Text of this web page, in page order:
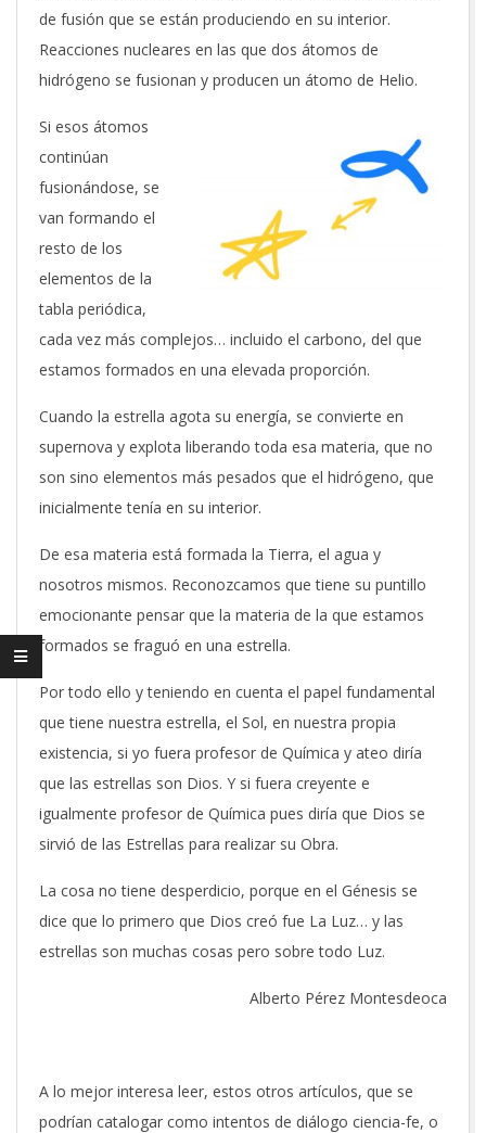
de fusión que se están produciendo en su interior.
Reacciones nucleares en las que dos átomos de
hidrógeno se fusionan y producen un átomo de Helio.
Si esos átomos
continúan
fusionándose, se
van formando el
resto de los
elementos de la
tabla periódica,
cada vez más complejos… incluido el carbono, del que
estamos formados en una elevada proporción.
Cuando la estrella agota su energía, se convierte en
supernova y explota liberando toda esa materia, que no
son sino elementos más pesados que el hidrógeno, que
inicialmente tenía en su interior.
De esa materia está formada la Tierra, el agua y
nosotros mismos. Reconozcamos que tiene su puntillo
emocionante pensar que la materia de la que estamos
formados se fraguó en una estrella.
Por todo ello y teniendo en cuenta el papel fundamental
que tiene nuestra estrella, el Sol, en nuestra propia
existencia, si yo fuera profesor de Química y ateo diría
que las estrellas son Dios. Y si fuera creyente e
igualmente profesor de Química pues diría que Dios se
sirvió de las Estrellas para realizar su Obra.
La cosa no tiene desperdicio, porque en el Génesis se
dice que lo primero que Dios creó fue La Luz… y las
estrellas son muchas cosas pero sobre todo Luz.
Alberto Pérez Montesdeoca
A lo mejor interesa leer, estos otros artículos, que se
podrían catalogar como intentos de diálogo ciencia-fe, o